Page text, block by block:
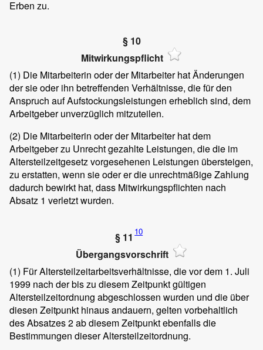
Erben zu.
§ 10
Mitwirkungspflicht
(1) Die Mitarbeiterin oder der Mitarbeiter hat Änderungen
der sie oder ihn betreffenden Verhältnisse, die für den
Anspruch auf Aufstockungsleistungen erheblich sind, dem
Arbeitgeber unverzüglich mitzuteilen.
(2) Die Mitarbeiterin oder der Mitarbeiter hat dem
Arbeitgeber zu Unrecht gezahlte Leistungen, die die im
Altersteilzeitgesetz vorgesehenen Leistungen übersteigen,
zu erstatten, wenn sie oder er die unrechtmäßige Zahlung
dadurch bewirkt hat, dass Mitwirkungspflichten nach
Absatz 1 verletzt wurden.
§ 11 10
Übergangsvorschrift
(1) Für Altersteilzeitarbeitsverhältnisse, die vor dem 1. Juli
1999 nach der bis zu diesem Zeitpunkt gültigen
Altersteilzeitordnung abgeschlossen wurden und die über
diesen Zeitpunkt hinaus andauern, gelten vorbehaltlich
des Absatzes 2 ab diesem Zeitpunkt ebenfalls die
Bestimmungen dieser Altersteilzeitordnung.